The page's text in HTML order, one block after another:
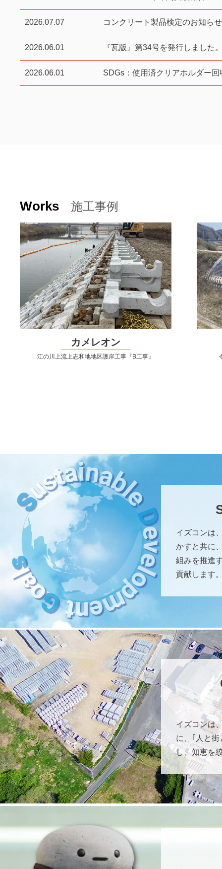
2026.07.07 コンクリート製品検定のお知らせ
2026.06.01 『瓦版』第34号を発行しました
2026.06.01 SDGs：使用済クリアホルダー
Works 施工事例
カメレオン
江の川上流上志和地地区護岸工事『B工事』
イズコンは
かすと共に
組みを推進
貢献します
イズコンは
に、｢人と
し、知恵を